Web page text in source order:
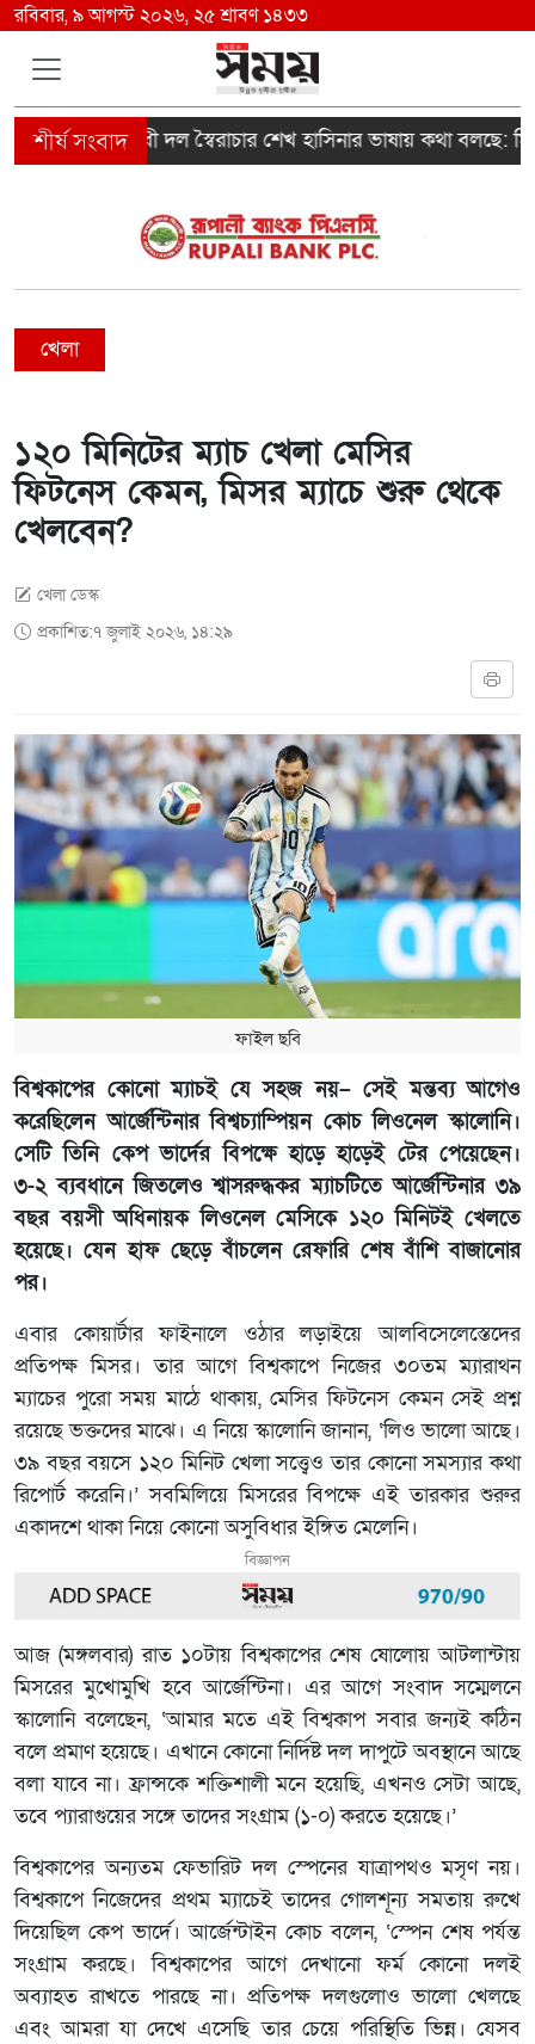
রবিবার, ৯ আগস্ট ২০২৬, ২৫ শ্রাবণ ১৪৩৩
বিরোধী দল স্বৈরাচার শেখ হাসিনার ভাষায় কথা বলছে: মির্জা
খেলা
১২০ মিনিটের ম্যাচ খেলা মেসির
ফিটনেস কেমন, মিসর ম্যাচে শুরু থেকে
খেলবেন?
খেলা ডেস্ক
প্রকাশিত:৭ জুলাই ২০২৬, ১৪:২৯
ফাইল ছবি
বিশ্বকাপের কোনো ম্যাচই যে সহজ নয়– সেই মন্তব্য আগেও
করেছিলেন আর্জেন্টিনার বিশ্বচ্যাম্পিয়ন কোচ লিওনেল স্কালোনি।
সেটি তিনি কেপ ভার্দের বিপক্ষে হাড়ে হাড়েই টের পেয়েছেন।
৩-২ ব্যবধানে জিতলেও শ্বাসরুদ্ধকর ম্যাচটিতে আর্জেন্টিনার ৩৯
বছর বয়সী অধিনায়ক লিওনেল মেসিকে ১২০ মিনিটই খেলতে
হয়েছে। যেন হাফ ছেড়ে বাঁচলেন রেফারি শেষ বাঁশি বাজানোর
পর।
এবার কোয়ার্টার ফাইনালে ওঠার লড়াইয়ে আলবিসেলেস্তেদের
প্রতিপক্ষ মিসর। তার আগে বিশ্বকাপে নিজের ৩০তম ম্যারাথন
ম্যাচের পুরো সময় মাঠে থাকায়, মেসির ফিটনেস কেমন সেই প্রশ্ন
রয়েছে ভক্তদের মাঝে। এ নিয়ে স্কালোনি জানান, ‘লিও ভালো আছে।
৩৯ বছর বয়সে ১২০ মিনিট খেলা সত্ত্বেও তার কোনো সমস্যার কথা
রিপোর্ট করেনি।’ সবমিলিয়ে মিসরের বিপক্ষে এই তারকার শুরুর
একাদশে থাকা নিয়ে কোনো অসুবিধার ইঙ্গিত মেলেনি।
বিজ্ঞাপন
আজ (মঙ্গলবার) রাত ১০টায় বিশ্বকাপের শেষ ষোলোয় আটলান্টায়
মিসরের মুখোমুখি হবে আর্জেন্টিনা। এর আগে সংবাদ সম্মেলনে
স্কালোনি বলেছেন, ‘আমার মতে এই বিশ্বকাপ সবার জন্যই কঠিন
বলে প্রমাণ হয়েছে। এখানে কোনো নির্দিষ্ট দল দাপুটে অবস্থানে আছে
বলা যাবে না। ফ্রান্সকে শক্তিশালী মনে হয়েছি, এখনও সেটা আছে,
তবে প্যারাগুয়ের সঙ্গে তাদের সংগ্রাম (১-০) করতে হয়েছে।’
বিশ্বকাপের অন্যতম ফেভারিট দল স্পেনের যাত্রাপথও মসৃণ নয়।
বিশ্বকাপে নিজেদের প্রথম ম্যাচেই তাদের গোলশূন্য সমতায় রুখে
দিয়েছিল কেপ ভার্দে। আর্জেন্টাইন কোচ বলেন, ‘স্পেন শেষ পর্যন্ত
সংগ্রাম করছে। বিশ্বকাপের আগে দেখানো ফর্ম কোনো দলই
অব্যাহত রাখতে পারছে না। প্রতিপক্ষ দলগুলোও ভালো খেলছে
এবং আমরা যা দেখে এসেছি তার চেয়ে পরিস্থিতি ভিন্ন। যেসব